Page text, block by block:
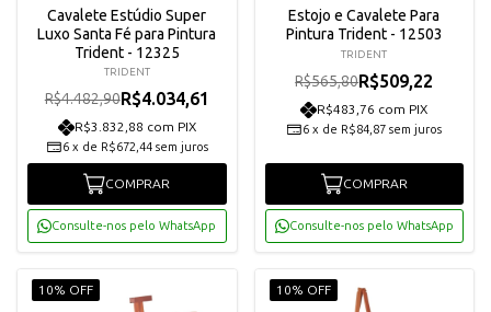
Cavalete Estúdio Super
Luxo Santa Fé para Pintura
Trident - 12325
TRIDENT
R$4.482,90R$4.034,61
R$3.832,88 com PIX
6 x de R$672,44 sem juros
COMPRAR
Consulte-nos pelo WhatsApp
Estojo e Cavalete Para
Pintura Trident - 12503
TRIDENT
R$565,80R$509,22
R$483,76 com PIX
6 x de R$84,87 sem juros
COMPRAR
Consulte-nos pelo WhatsApp
10% OFF 10% OFF